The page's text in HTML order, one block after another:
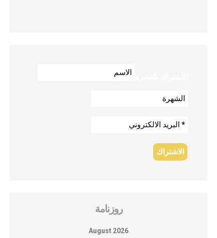
روزنامة
August 2026